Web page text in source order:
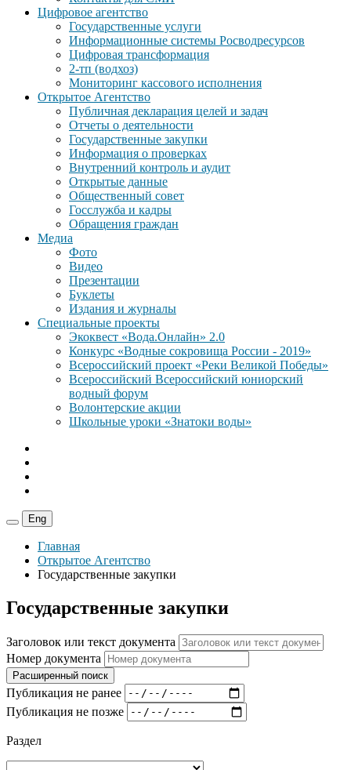
Цифровое агентство
Государственные услуги
Информационные системы Росводресурсов
Цифровая трансформация
2-тп (водхоз)
Мониторинг кассового исполнения
Открытое Агентство
Публичная декларация целей и задач
Отчеты о деятельности
Государственные закупки
Информация о проверках
Внутренний контроль и аудит
Открытые данные
Общественный совет
Госслужба и кадры
Обращения граждан
Медиа
Фото
Видео
Презентации
Буклеты
Издания и журналы
Специальные проекты
Экоквест «Вода.Онлайн» 2.0
Конкурс «Водные сокровища России - 2019»
Всероссийский проект «Реки Великой Победы»
Всероссийский Всероссийский юниорский
водный форум
Волонтерские акции
Школьные уроки «Знатоки воды»
Eng
Главная
Открытое Агентство
Государственные закупки
Государственные закупки
Заголовок или текст документа
Номер документа
Расширенный поиск
Публикация не ранее
Публикация не позже
Раздел